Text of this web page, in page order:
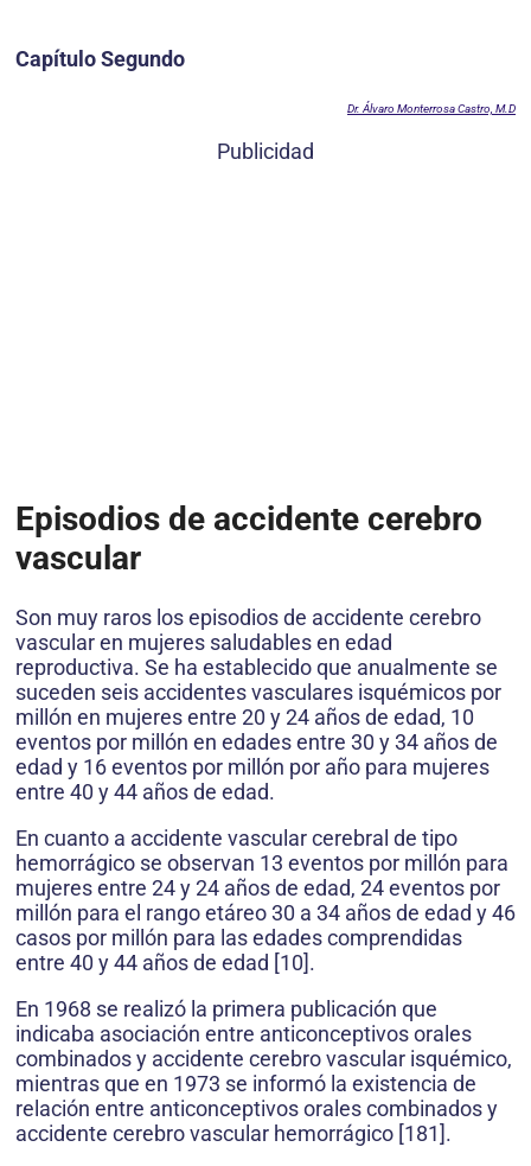
Capítulo Segundo
Dr. Álvaro Monterrosa Castro, M.D
Publicidad
Episodios de accidente cerebro
vascular
Son muy raros los episodios de accidente cerebro
vascular en mujeres saludables en edad
reproductiva. Se ha establecido que anualmente se
suceden seis accidentes vasculares isquémicos por
millón en mujeres entre 20 y 24 años de edad, 10
eventos por millón en edades entre 30 y 34 años de
edad y 16 eventos por millón por año para mujeres
entre 40 y 44 años de edad.
En cuanto a accidente vascular cerebral de tipo
hemorrágico se observan 13 eventos por millón para
mujeres entre 24 y 24 años de edad, 24 eventos por
millón para el rango etáreo 30 a 34 años de edad y 46
casos por millón para las edades comprendidas
entre 40 y 44 años de edad [10].
En 1968 se realizó la primera publicación que
indicaba asociación entre anticonceptivos orales
combinados y accidente cerebro vascular isquémico,
mientras que en 1973 se informó la existencia de
relación entre anticonceptivos orales combinados y
accidente cerebro vascular hemorrágico [181].